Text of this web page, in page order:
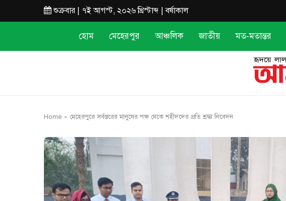
শুক্রবার | ৭ই আগস্ট, ২০২৬ খ্রিস্টাব্দ | বর্ষাকাল
হোম মেহেরপুর আঞ্চলিক জাতীয় মত-মতান্তর
Home » মেহেরপুরে সর্বস্তরের মানুষের পক্ষ থেকে শহীদদের প্রতি শ্রদ্ধা নিবেদন